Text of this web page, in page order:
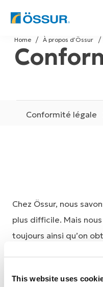
This website uses
Skip
to
content
À propos d’Össur
Home
Conformité légale
Chez Össur, nous
plus difficile. Mais
toujours ainsi qu’on
de respecter toutes